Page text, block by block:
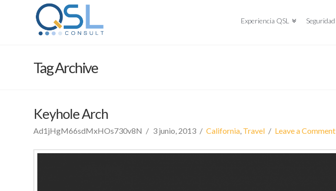
Experiencia QSL Seguridad
Tag Archive
Keyhole Arch
Ad1jHgM66sdMxHOs730v8N 3 junio, 2013 California, Travel Leave a Comment